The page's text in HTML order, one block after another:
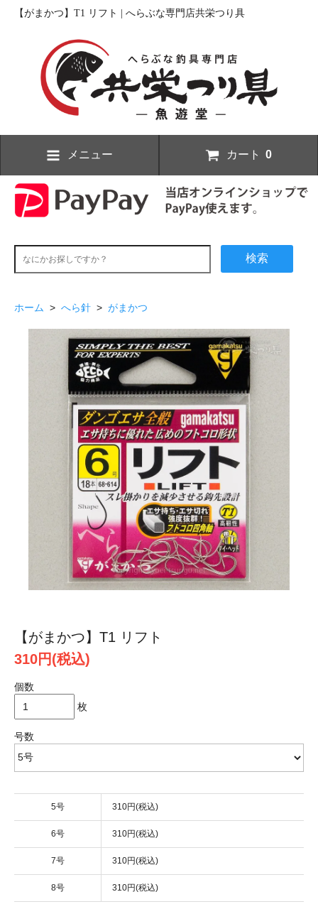
【がまかつ】T1 リフト | へらぶな専門店共栄つり具
メニュー カート 0
検索
ホーム > へら針 > がまかつ
【がまかつ】T1 リフト
310円(税込)
個数
枚
号数
5号 310円(税込)
6号 310円(税込)
7号 310円(税込)
8号 310円(税込)